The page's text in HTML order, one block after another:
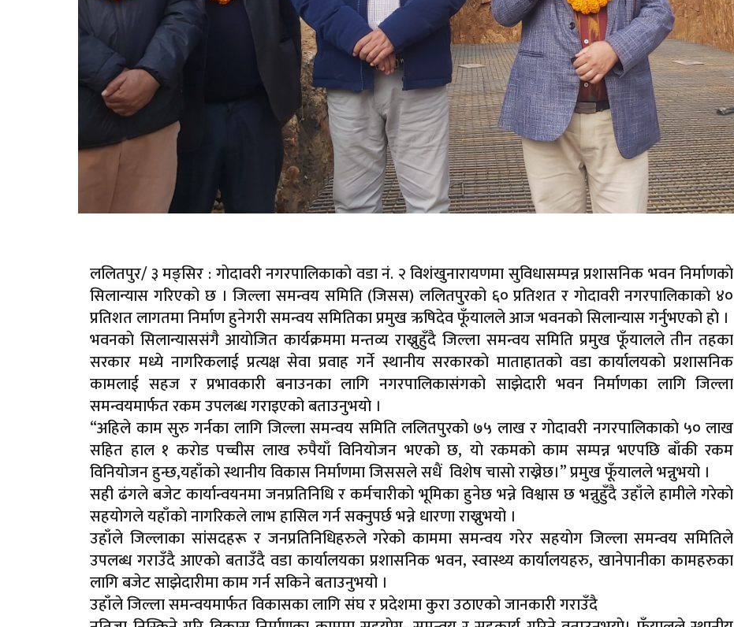
ललितपुर/ ३ मङ्सिर : गाेदावरी नगरपालिकाकाे वडा नं. २ विशंखुनारायणमा सुविधासम्पन्न प्रशासनिक भवन निर्माणकाे
सिलान्यास गरिएको छ । जिल्ला समन्वय समिति (जिसस) ललितपुरको ६० प्रतिशत र गाेदावरी नगरपालिकाकाे ४०
प्रतिशत लागतमा निर्माण हुनेगरी समन्वय समितिका प्रमुख ऋषिदेव फूँयालले आज भवनकाे सिलान्यास गर्नुभएको हाे ।
भवनकाे सिलान्याससंगै आयाेजित कार्यक्रममा मन्तव्य राख्नुहुँदै जिल्ला समन्वय समिति प्रमुख फूँयालले तीन तहका
सरकार मध्ये नागरिकलाई प्रत्यक्ष सेवा प्रवाह गर्ने स्थानीय सरकारकाे माताहातकाे वडा कार्यालयकाे प्रशासनिक
कामलाई सहज र प्रभावकारी बनाउनका लागि नगरपालिकासंगकाे साझेदारी भवन निर्माणका लागि जिल्ला
समन्वयमार्फत रकम उपलब्ध गराइएको बताउनुभयाे ।
“अहिले काम सुरु गर्नका लागि जिल्ला समन्वय समिति ललितपुरको ७५ लाख र गाेदावरी नगरपालिकाकाे ५० लाख
सहित हाल १ कराेड पच्चीस लाख रुपैयाँ विनियोजन भएको छ, याे रकमकाे काम सम्पन्न भएपछि बाँकी रकम
विनियोजन हुन्छ,यहाँकाे स्थानीय विकास निर्माणमा जिससले सधैं विशेष चासाे राख्नेछ।” प्रमुख फूँयालले भन्नुभयो ।
सही ढंगले बजेट कार्यान्वयनमा जनप्रतिनिधि र कर्मचारीकाे भूमिका हुनेछ भन्ने विश्वास छ भन्नुहुँदै उहाँले हामीले गरेकाे
सहयाेगले यहाँकाे नागरिकले लाभ हासिल गर्न सक्नुपर्छ भन्ने धारणा राख्नुभयो ।
उहाँले जिल्लाका सांसदहरू र जनप्रतिनिधिहरुले गरेको काममा समन्वय गरेर सहयाेग जिल्ला समन्वय समितिले
उपलब्ध गराउँदै आएकाे बताउँदै वडा कार्यालयका प्रशासनिक भवन, स्वास्थ्य कार्यालयहरु, खानेपानीका कामहरुका
लागि बजेट साझेदारीमा काम गर्न सकिने बताउनुभयो ।
उहाँले जिल्ला समन्वयमार्फत विकासका लागि संघ र प्रदेशमा कुरा उठाएकाे जानकारी गराउँदै